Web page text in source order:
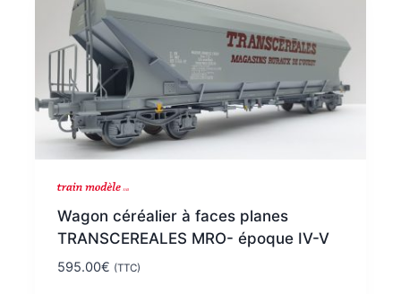
Wagon céréalier à faces planes
TRANSCEREALES MRO- époque IV-V
595.00€ (TTC)